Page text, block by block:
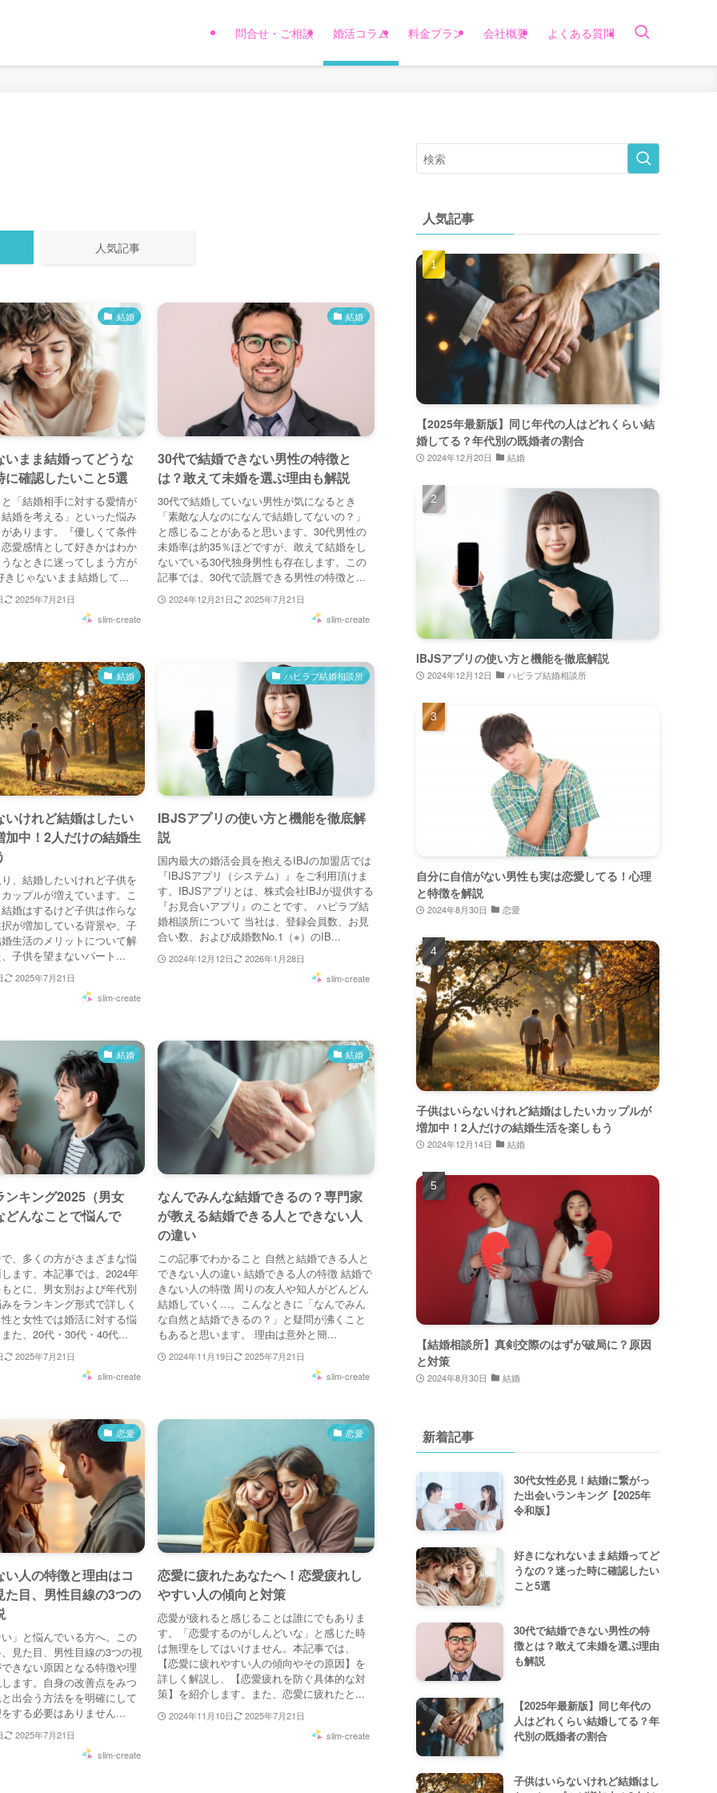
問合せ・ご相談 婚活コラム 料金プラン 会社概要 よくある質問
人気記事
結婚
いまま結婚ってどうな
に確認したいこと5選
「結婚相手に対する愛情が
婚を考える」といった悩み
あります。『優しくて条件
愛感情として好きかはわか
なときに迷ってしまう方が
きじゃないまま結婚して...
2025年7月21日
slim-create
結婚
30代で結婚できない男性の特徴と
は？敢えて未婚を選ぶ理由も解説
30代で結婚していない男性が気になるとき
「素敵な人なのになんで結婚してないの？」
と感じることがあると思います。30代男性の
未婚率は約35％ほどですが、敢えて結婚をし
ないでいる30代独身男性も存在します。この
記事では、30代で読唇できる男性の特徴と...
2024年12月21日
2025年7月21日
slim-create
結婚
いけれど結婚はしたい
加中！2人だけの結婚生
、結婚したいけれど子供を
ップルが増えています。こ
婚はするけど子供は作らな
が増加している背景や、子
生活のメリットについて解
子供を望まないパート...
2025年7月21日
slim-create
ハピラブ結婚相談所
IBJSアプリの使い方と機能を徹底解
説
国内最大の婚活会員を抱えるIBJの加盟店では
『IBJSアプリ（システム）』をご利用頂けま
す。IBJSアプリとは、株式会社IBJが提供する
『お見合いアプリ』のことです。 ハピラブ結
婚相談所について 当社は、登録会員数、お見
合い数、および成婚数No.1（※）のIB...
2024年12月12日
2026年1月28日
slim-create
結婚
ンキング2025（男女
どんなことで悩んで
、多くの方がさまざまな悩
ます。本記事では、2024年
とに、男女別および年代別
をランキング形式で詳しく
と女性では婚活に対する悩
た、20代・30代・40代...
2025年7月21日
slim-create
結婚
なんでみんな結婚できるの？専門家
が教える結婚できる人とできない人
の違い
この記事でわかること 自然と結婚できる人と
できない人の違い 結婚できる人の特徴 結婚で
きない人の特徴 周りの友人や知人がどんどん
結婚していく…。こんなときに「なんでみん
な自然と結婚できるの？」と疑問が沸くこと
もあると思います。 理由は意外と簡...
2024年11月19日
2025年7月21日
slim-create
恋愛
い人の特徴と理由はコ
た目、男性目線の3つの
」と悩んでいる方へ。この
見た目、男性目線の3つの視
きない原因となる特徴や理
ます。自身の改善点をみつ
出会う方法をを明確にして
する必要はありません...
2025年7月21日
slim-create
恋愛
恋愛に疲れたあなたへ！恋愛疲れし
やすい人の傾向と対策
恋愛が疲れると感じることは誰にでもありま
す。「恋愛するのがしんどいな」と感じた時
は無理をしてはいけません。本記事では、
【恋愛に疲れやすい人の傾向やその原因】を
詳しく解説し、【恋愛疲れを防ぐ具体的な対
策】を紹介します。また、恋愛に疲れたと...
2024年11月10日
2025年7月21日
slim-create
人気記事
【2025年最新版】同じ年代の人はどれくらい結
婚してる？年代別の既婚者の割合
2024年12月20日 結婚
IBJSアプリの使い方と機能を徹底解説
2024年12月12日 ハピラブ結婚相談所
自分に自信がない男性も実は恋愛してる！心理
と特徴を解説
2024年8月30日 恋愛
子供はいらないけれど結婚はしたいカップルが
増加中！2人だけの結婚生活を楽しもう
2024年12月14日 結婚
【結婚相談所】真剣交際のはずが破局に？原因
と対策
2024年8月30日 結婚
新着記事
30代女性必見！結婚に繋がっ
た出会いランキング【2025年
令和版】
好きになれないまま結婚ってど
うなの？迷った時に確認したい
こと5選
30代で結婚できない男性の特
徴とは？敢えて未婚を選ぶ理由
も解説
【2025年最新版】同じ年代の
人はどれくらい結婚してる？年
代別の既婚者の割合
子供はいらないけれど結婚はし